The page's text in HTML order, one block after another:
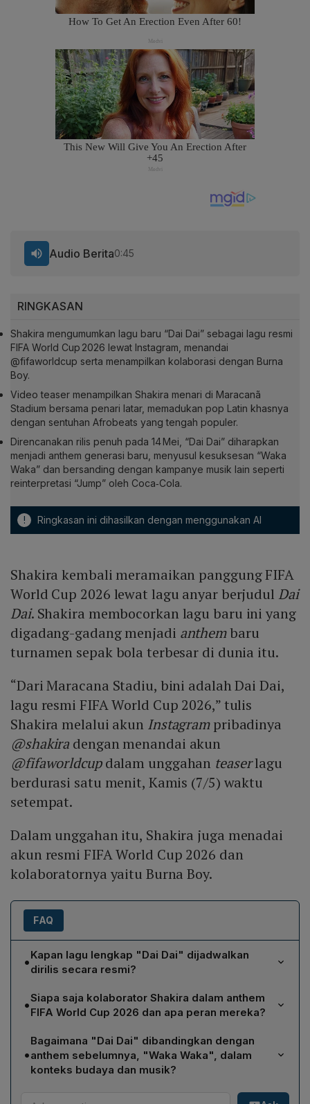
RINGKASAN
Shakira mengumumkan lagu baru “Dai Dai” sebagai lagu resmi
FIFA World Cup 2026 lewat Instagram, menandai
@fifaworldcup serta menampilkan kolaborasi dengan Burna
Boy.
Video teaser menampilkan Shakira menari di Maracanã
Stadium bersama penari latar, memadukan pop Latin khasnya
dengan sentuhan Afrobeats yang tengah populer.
Direncanakan rilis penuh pada 14 Mei, “Dai Dai” diharapkan
menjadi anthem generasi baru, menyusul kesuksesan “Waka
Waka” dan bersanding dengan kampanye musik lain seperti
reinterpretasi “Jump” oleh Coca‑Cola.
! Ringkasan ini dihasilkan dengan menggunakan AI
Audio Berita0:45
Shakira kembali meramaikan panggung FIFA
World Cup 2026 lewat lagu anyar berjudul Dai
Dai. Shakira membocorkan lagu baru ini yang
digadang-gadang menjadi anthembaru
turnamen sepak bola terbesar di dunia itu.
“Dari Maracana Stadiu, bini adalah Dai Dai,
lagu resmi FIFA World Cup 2026,” tulis
Shakira melalui akun Instagrampribadinya
@shakira dengan menandai akun
@fifaworldcupdalam unggahan teaserlagu
berdurasi satu menit, Kamis (7/5) waktu
setempat.
Dalam unggahan itu, Shakira juga menadai
akun resmi FIFA World Cup 2026 dan
kolaboratornya yaitu Burna Boy.
FAQ
•Kapan lagu lengkap "Dai Dai" dijadwalkan
dirilis secara resmi?
Lagu lengkap "Dai Dai" dijadwalkan meluncur pada 14
Mei 2026, menjelang dimulainya FIFA World Cup 2026
yang akan digelar di Amerika Serikat, Kanada, dan
Meksiko.
•Siapa saja kolaborator Shakira dalam anthem
FIFA World Cup 2026 dan apa peran mereka?
Kolaborator Shakira dalam anthem ini adalah Burna Boy,
penyanyi asal Nigeria yang menambahkan sentuhan
Afrobeats. Burna Boy berkontribusi pada aransemen
ritme Afrika serta vokal tambahan, memperluas
jangkauan musik dengan elemen Afrobeats yang
•
Bagaimana "Dai Dai" dibandingkan dengan
anthem sebelumnya, "Waka Waka", dalam
konteks budaya dan musik?
Berbeda dengan "Waka Waka" yang menjadi simbol